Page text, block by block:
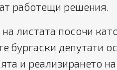
работещи решения.
листата посочи
бургаски депутати
и реализирането